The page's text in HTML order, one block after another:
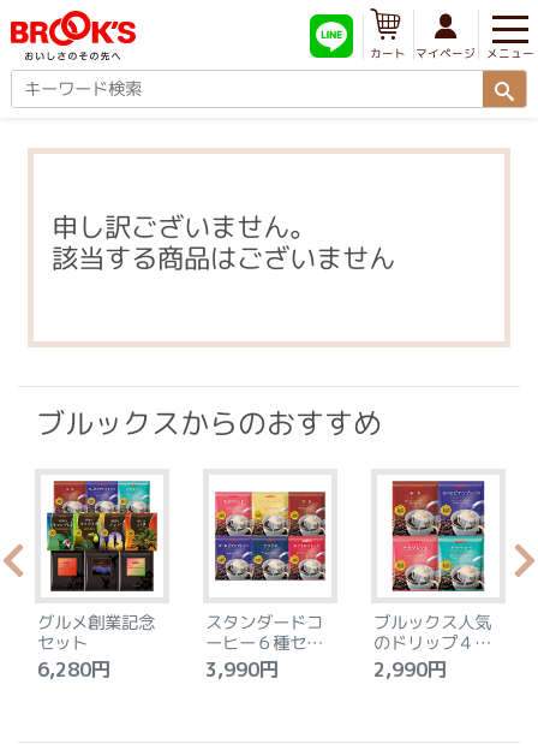
メニュー
マイページ
カート
申し訳ございません。
該当する商品はございません
ブルックスからのおすすめ
グルメ創業記念
セット
6,280円
スタンダードコ
ーヒー６種セッ
ト
3,990円
ブルックス人気
のドリップ４種
セット
2,990円